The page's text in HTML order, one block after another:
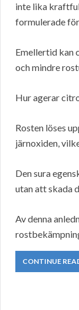
inte lika
formulerade
Emellertid kan
och mindre
Hur agerar
Rosten löses
järnoxiden,
Den sura
utan att skada
Av denna
CONTINUE